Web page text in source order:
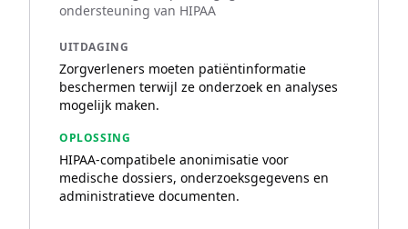
ondersteuning van HIPAA
UITDAGING
Zorgverleners moeten patiëntinformatie
beschermen terwijl ze onderzoek en analyses
mogelijk maken.
OPLOSSING
HIPAA-compatibele anonimisatie voor
medische dossiers, onderzoeksgegevens en
administratieve documenten.